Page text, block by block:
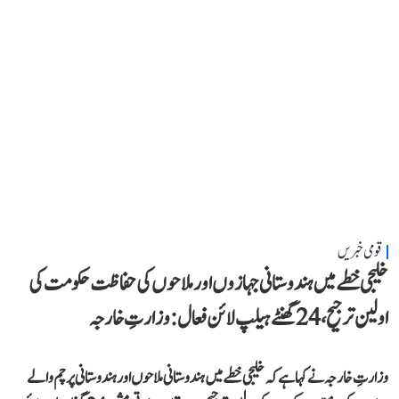
قومی خبریں
خلیجی خطے میں ہندوستانی جہازوں اور ملاحوں کی حفاظت حکومت کی
اولین ترجیح، 24 گھنٹے ہیلپ لائن فعال: وزارتِ خارجہ
وزارتِ خارجہ نے کہا ہے کہ خلیجی خطے میں ہندوستانی ملاحوں اور ہندوستانی پرچم والے